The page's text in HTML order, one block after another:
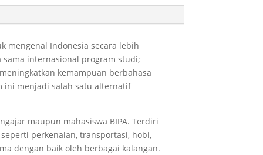
mengenal Indonesia secara lebih
sama internasional program studi;
kemampuan berbahasa
ini menjadi salah satu alternatif
maupun mahasiswa BIPA. Terdiri
perkenalan, transportasi, hobi,
dengan baik oleh berbagai kalangan.